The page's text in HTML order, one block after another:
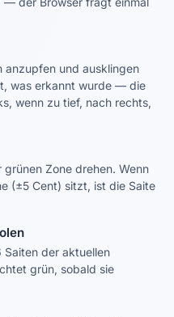
anzupfen und ausklingen
was erkannt wurde — die
wenn zu tief, nach rechts,
Zone drehen. Wenn
(±5 Cent) sitzt, ist die Saite
Saiten der aktuellen
grün, sobald sie